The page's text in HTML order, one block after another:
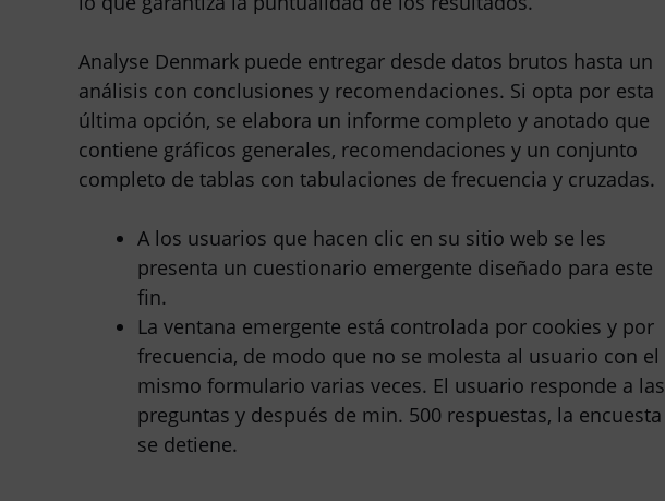
Analyse Denmark puede entregar desde datos brutos hasta un
análisis con conclusiones y recomendaciones. Si opta por esta
última opción, se elabora un informe completo y anotado que
contiene gráficos generales, recomendaciones y un conjunto
completo de tablas con tabulaciones de frecuencia y cruzadas.
A los usuarios que hacen clic en su sitio web se les
presenta un cuestionario emergente diseñado para este
fin.
La ventana emergente está controlada por cookies y por
frecuencia, de modo que no se molesta al usuario con el
mismo formulario varias veces. El usuario responde a las
preguntas y después de min. 500 respuestas, la encuesta
se detiene.